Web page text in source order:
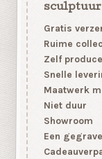
sculptuur
Gratis
Ruime
Zelf
Snelle
Maatwerk
Niet duur
Showroom
Een